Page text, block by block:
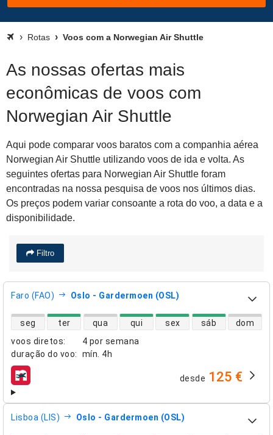
Rotas Voos com a Norwegian Air Shuttle
As nossas ofertas mais
econômicas de voos com
Norwegian Air Shuttle
Aqui pode comparar voos baratos com a companhia aérea
Norwegian Air Shuttle utilizando voos de ida e volta. As
seguintes ofertas para Norwegian Air Shuttle foram
encontradas na nossa pesquisa de voos nos últimos dias.
Os preços podem variar consoante a rota do voo, a data e a
disponibilidade.
Filtro
Faro (FAO) Oslo - Gardermoen (OSL)
voos diretos:
4 por semana
duração do voo: mín. 4h
disponibilidade de voos diretos
seg ter qua qui sex sáb dom
companhias aéreas desde 125 €
Lisboa (LIS) Oslo - Gardermoen (OSL)